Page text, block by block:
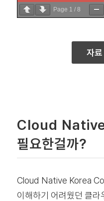
Page 1 / 8
자
Cloud
필요한걸까?
Cloud Native Korea
이해하기 어려웠던 클라